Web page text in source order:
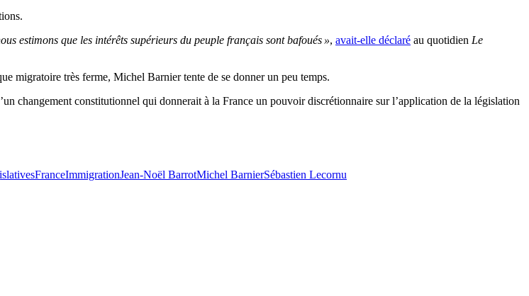
estimons que les intérêts supérieurs du peuple français sont bafoués », avait-elle déclaré au quotidien Le
migratoire très ferme, Michel Barnier tente de se donner un peu temps.
changement constitutionnel qui donnerait à la France un pouvoir discrétionnaire sur l’application de la législation
FranceImmigrationJean-Noël BarrotMichel BarnierSébastien Lecornu